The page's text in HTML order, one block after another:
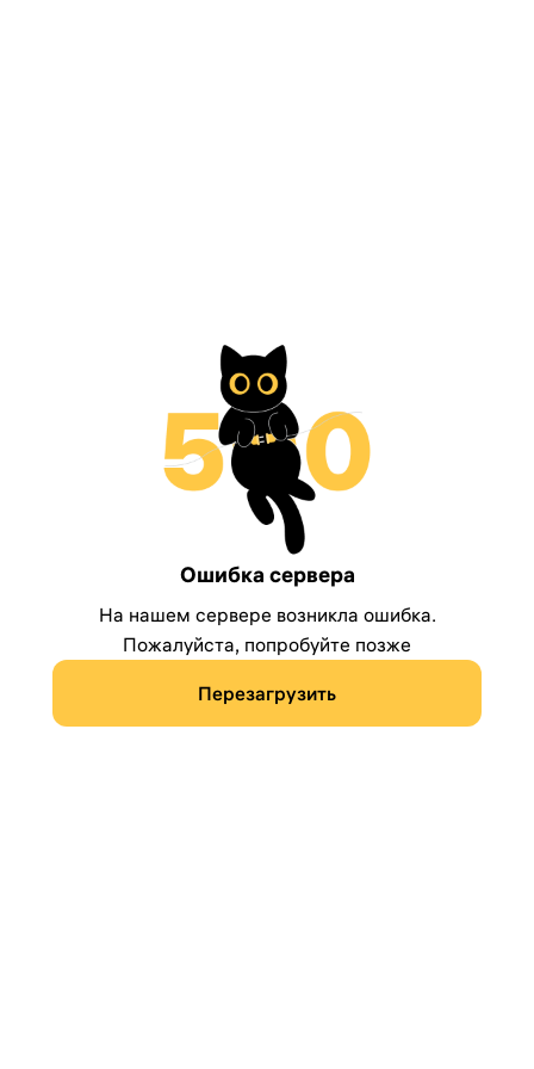
Ошибка сервера
На нашем сервере возникла ошибка.
Пожалуйста, попробуйте позже
Перезагрузить